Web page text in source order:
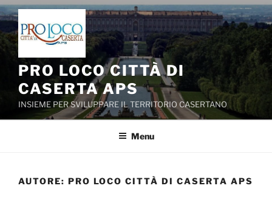
Salta
al
contenuto
PRO LOCO CITTÀ DI
CASERTA APS
INSIEME PER SVILUPPARE IL TERRITORIO CASERTANO
Menu
AUTORE: PRO LOCO CITTÀ DI CASERTA APS